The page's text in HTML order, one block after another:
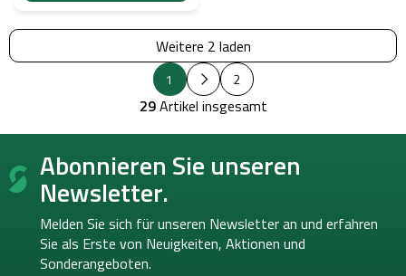
S
t
e
u
r
e
e
m
e
Weitere 2 laden
P
a
g
i
n
e
r
g
1 2
29Artikel insgesamt
F
ß Abonnieren Sie unseren
Newsletter.
Melden Sie sich für unseren Newsletter an und erfahren
Sie als Erste von Neuigkeiten, Aktionen und
Sonderangeboten.